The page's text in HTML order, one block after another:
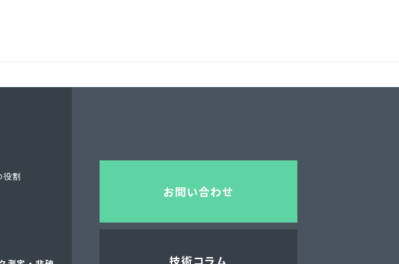
お問い合わせ
技術コラム
役割